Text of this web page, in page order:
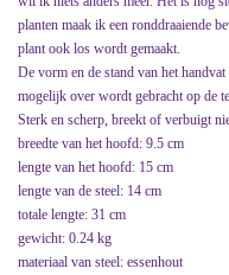
planten maak ik een ronddraaiende
plant ook los wordt gemaakt.
De vorm en de stand van het
mogelijk over wordt gebracht op de
Sterk en scherp, breekt of verbuigt
breedte van het hoofd: 9.5 cm
lengte van het hoofd: 15 cm
lengte van de steel: 14 cm
totale lengte: 31 cm
gewicht: 0.24 kg
materiaal van steel: essenhout